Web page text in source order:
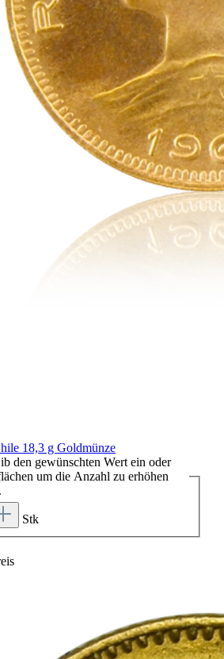
18,3 g Goldmünze
den gewünschten Wert ein oder
um die Anzahl zu erhöhen
Stk